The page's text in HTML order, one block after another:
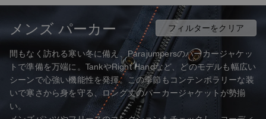
ジャケット
ダウンジャケット
全て見る
バッグ・バッグパック
Masterpiece
ウィメンズ
全て見る
ジャケット
全て見る
キッズ
セール
キッズ
フィルターをクリア
メンズ パーカー
間もなく訪れる寒い冬に備え、Parajumpersのパーカージャケッ
トで準備を万端に。TankやRight Handなど、どのモデルも幅広い
シーンで心強い機能性を発揮。この季節もコンテンポラリーな装
いで寒さから身を守る、ロング丈のパーカージャケットが勢揃
い。